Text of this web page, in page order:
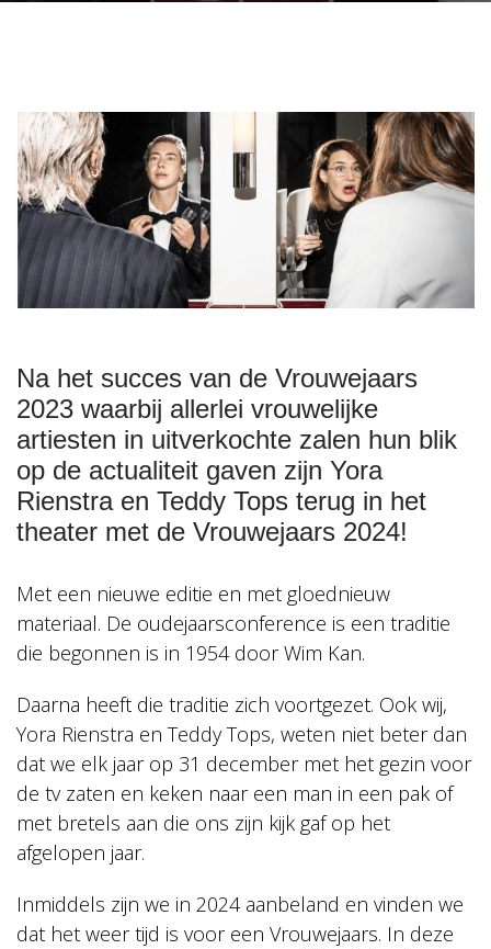
Vrouwejaars
2024-
12-
10T20:30:00+00:00
2024-
12-
10T22:00:00+00:00
Met
Yora
en
Teddy
Tops
Na het succes van de Vrouwejaars
2023 waarbij allerlei vrouwelijke
artiesten in uitverkochte zalen hun blik
op de actualiteit gaven zijn Yora
Rienstra en Teddy Tops terug in het
theater met de Vrouwejaars 2024!
Met een nieuwe editie en met gloednieuw
materiaal. De oudejaarsconference is een traditie
die begonnen is in 1954 door Wim Kan.
Daarna heeft die traditie zich voortgezet. Ook wij,
Yora Rienstra en Teddy Tops, weten niet beter dan
dat we elk jaar op 31 december met het gezin voor
de tv zaten en keken naar een man in een pak of
met bretels aan die ons zijn kijk gaf op het
afgelopen jaar.
Inmiddels zijn we in 2024 aanbeland en vinden we
dat het weer tijd is voor een Vrouwejaars. In deze